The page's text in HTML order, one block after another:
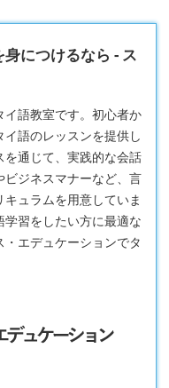
につけるなら - ス
イ語教室です。初心者か
語のレッスンを提供し
通じて、実践的な会話
ジネスマナーなど、言
ュラムを用意していま
習をしたい方に最適な
エデュケーションでタ